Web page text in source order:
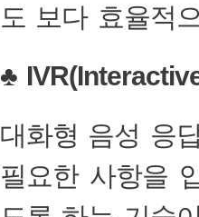
도 보다 효율적
♣
대화형 음성 응
필요한 사항을